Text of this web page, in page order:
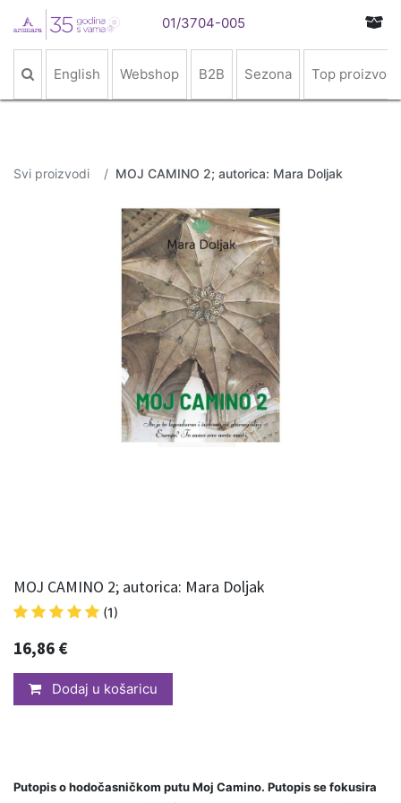
01/3704-005
English Webshop B2B Sezona Top proizvodi
Svi proizvodi MOJ CAMINO 2; autorica: Mara Doljak
MOJ CAMINO 2; autorica: Mara Doljak
(1)
16,86 €
Dodaj u košaricu
Putopis o hodočasničkom putu Moj Camino. Putopis se fokusira